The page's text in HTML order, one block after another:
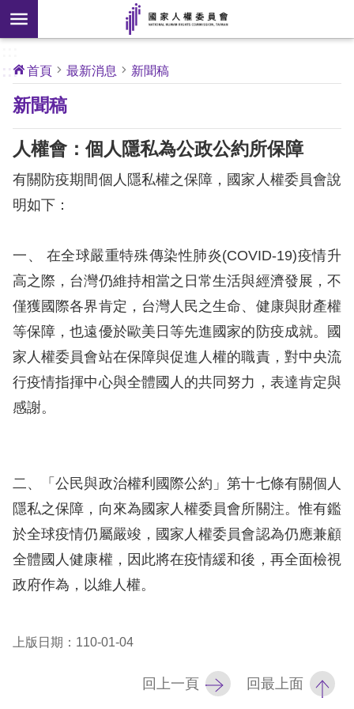
前往主要內容區塊
搜
尋
開
新
]
核
心
人
權
公
約
關
於
會
最
新
消
息
人
核
心
權
公
陳
:::
首頁 最新消息 新聞稿
新聞稿
人權會：個人隱私為公政公約所保障
有關防疫期間個人隱私權之保障，國家人權委員會說
明如下：
一、 在全球嚴重特殊傳染性肺炎(COVID-19)疫情升
高之際，台灣仍維持相當之日常生活與經濟發展，不
僅獲國際各界肯定，台灣人民之生命、健康與財產權
等保障，也遠優於歐美日等先進國家的防疫成就。國
家人權委員會站在保障與促進人權的職責，對中央流
行疫情指揮中心與全體國人的共同努力，表達肯定與
感謝。
二、「公民與政治權利國際公約」第十七條有關個人
隱私之保障，向來為國家人權委員會所關注。惟有鑑
於全球疫情仍屬嚴竣，國家人權委員會認為仍應兼顧
全體國人健康權，因此將在疫情緩和後，再全面檢視
政府作為，以維人權。
上版日期：110-01-04
回上一頁 回最上面